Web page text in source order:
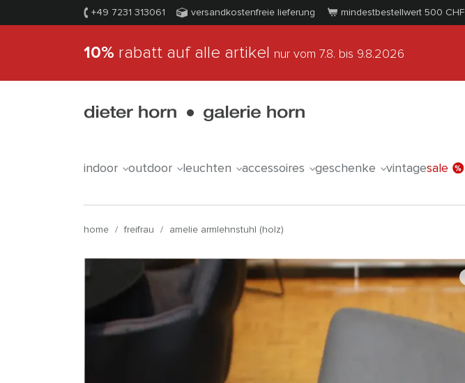
+49 7231 313061 versandkostenfreie lieferung mindestbestellwert 500 CHF
10% rabatt auf alle artikel nur vom 7.8. bis 9.8.2026
indoor outdoor leuchten accessoires geschenke vintagesale
home / freifrau / amelie armlehnstuhl (holz)